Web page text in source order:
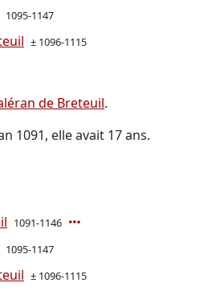
1095-1147
± 1096-1115
de Breteuil.
1091, elle avait 17 ans.
1091-1146
1095-1147
± 1096-1115